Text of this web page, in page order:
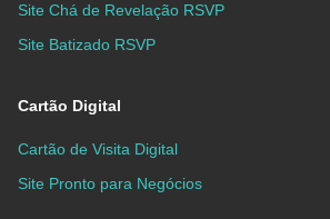
Site Chá de Revelação RSVP
Site Batizado RSVP
Cartão Digital
Cartão de Visita Digital
Site Pronto para Negócios